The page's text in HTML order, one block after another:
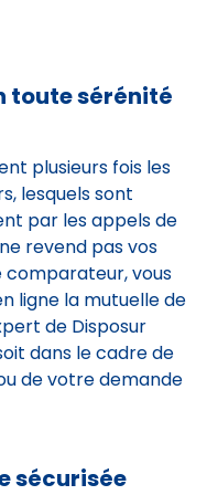
toute sérénité
plusieurs fois les
lesquels sont
par les appels de
revend pas vos
comparateur, vous
ligne la mutuelle de
de Disposur
dans le cadre de
de votre demande
sécurisée